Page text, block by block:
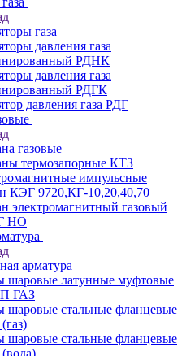
газа
давления газа
РДНК
давления газа
РДГК
давления газа РДГ
газовые
термозапорные КТЗ
импульсные
КЭГ 9720,КГ-10,20,40,70
электромагнитный газовый
НО
арматура
шаровые латунные муфтовые
ГАЗ
шаровые стальные фланцевые
шаровые стальные фланцевые